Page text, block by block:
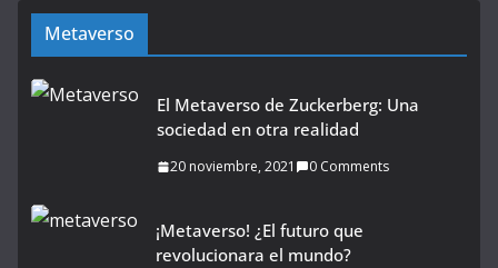
Metaverso
El Metaverso de Zuckerberg: Una
sociedad en otra realidad
20 noviembre, 2021 0 Comments
¡Metaverso! ¿El futuro que
revolucionara el mundo?